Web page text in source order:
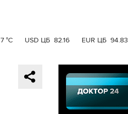
°C USD ЦБ 82.16 EUR ЦБ 94.83